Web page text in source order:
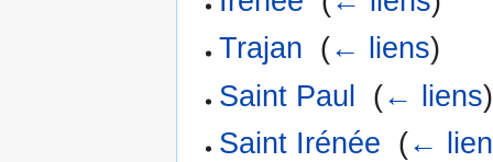
Trajan (← liens)
Saint Paul
(← liens)
Saint Irénée (←